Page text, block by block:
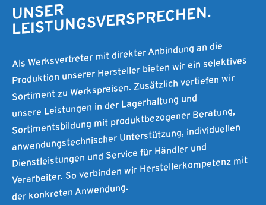
UNSER
LEISTUNGSVERSPRECHEN.
Als Werksvertreter mit direkter Anbindung an die
Produktion unserer Hersteller bieten wir ein selektives
Sortiment zu Werkspreisen. Zusätzlich vertiefen wir
unsere Leistungen in der Lagerhaltung und
Sortimentsbildung mit produktbezogener Beratung,
anwendungstechnischer Unterstützung, individuellen
Dienstleistungen und Service für Händler und
Verarbeiter. So verbinden wir Herstellerkompetenz mit
der konkreten Anwendung.